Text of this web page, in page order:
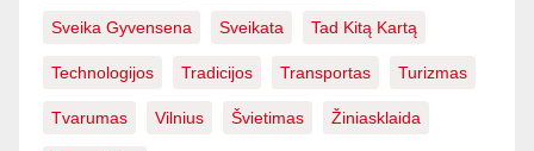
Sveika Gyvensena Sveikata Tad Kitą Kartą
Technologijos Tradicijos Transportas Turizmas
Tvarumas Vilnius Švietimas Žiniasklaida